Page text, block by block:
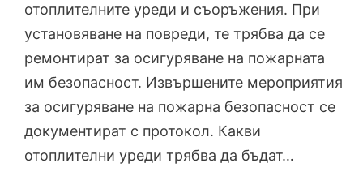
отоплителните уреди и съоръжения. При
установяване на повреди, те трябва да се
ремонтират за осигуряване на пожарната
им безопасност. Извършените мероприятия
за осигуряване на пожарна безопасност се
документират с протокол. Какви
отоплителни уреди трябва да бъдат…